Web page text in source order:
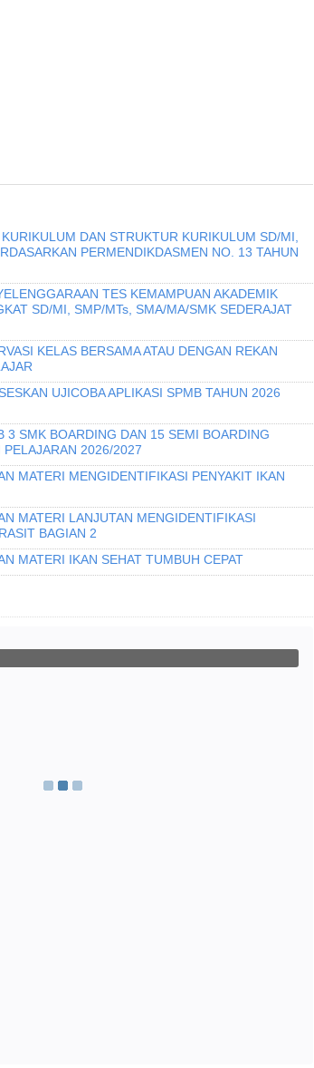
DAN STRUKTUR KURIKULUM SD/MI,
PERMENDIKDASMEN NO. 13 TAHUN
TES KEMAMPUAN AKADEMIK
SD/MI, SMP/MTs, SMA/MA/SMK SEDERAJAT
KELAS BERSAMA ATAU DENGAN REKAN
UJICOBA APLIKASI SPMB TAHUN 2026
3 SMK BOARDING DAN 15 SEMI BOARDING
PELAJARAN 2026/2027
MATERI MENGIDENTIFIKASI PENYAKIT IKAN
MATERI LANJUTAN MENGIDENTIFIKASI
BAGIAN 2
MATERI IKAN SEHAT TUMBUH CEPAT